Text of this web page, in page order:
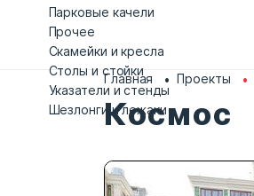
Парковые качели
Прочее
Скамейки и кресла
Столы и стойки
Указатели и стенды
Шезлонги и лежаки
Главная Проекты
Космос